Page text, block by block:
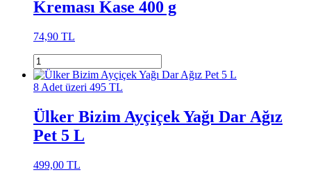
Kreması Kase 400 g
74,90 TL
8 Adet üzeri 495 TL
Ülker Bizim Ayçiçek Yağı Dar Ağız
Pet 5 L
499,00 TL